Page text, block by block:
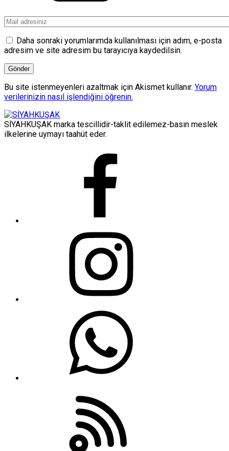
Daha sonraki yorumlarımda kullanılması için adım, e-posta
adresim ve site adresim bu tarayıcıya kaydedilsin.
Bu site istenmeyenleri azaltmak için Akismet kullanır. Yorum
verilerinizin nasıl işlendiğini öğrenin.
SİYAHKUŞAK marka tescillidir-taklit edilemez-basın meslek
ilkelerine uymayı taahüt eder.